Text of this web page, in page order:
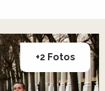
+2 Fotos